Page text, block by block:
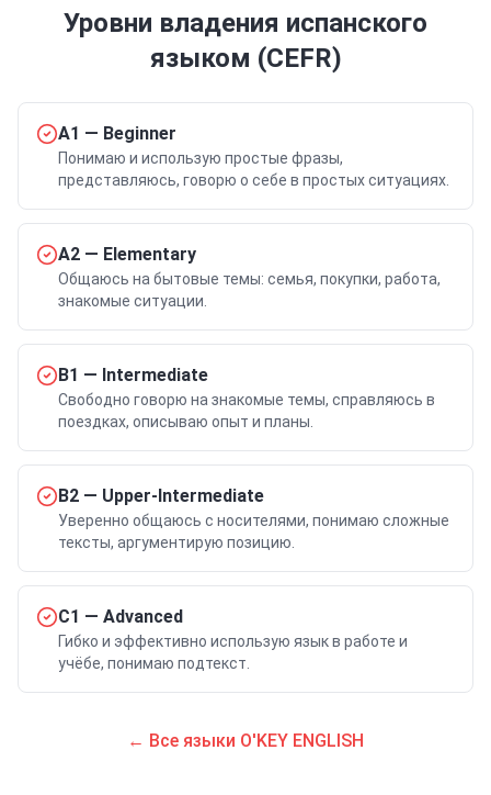
Уровни владения испанского
языком (CEFR)
A1 — Beginner
Понимаю и использую простые фразы,
представляюсь, говорю о себе в простых ситуациях.
A2 — Elementary
Общаюсь на бытовые темы: семья, покупки, работа,
знакомые ситуации.
B1 — Intermediate
Свободно говорю на знакомые темы, справляюсь в
поездках, описываю опыт и планы.
B2 — Upper-Intermediate
Уверенно общаюсь с носителями, понимаю сложные
тексты, аргументирую позицию.
C1 — Advanced
Гибко и эффективно использую язык в работе и
учёбе, понимаю подтекст.
← Все языки O'KEY ENGLISH